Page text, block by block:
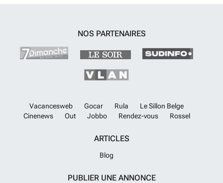
niet verplicht. Download nu de brochure en bekijk de jaarlijkse kosten
en eventuele opbrengsten van de woning.En savoir plus ?
NOS PARTENAIRES
Vacancesweb Gocar Rula
Le Sillon Belge
Cinenews
Out Jobbo Rendez-vous Rossel
ARTICLES
Blog
PUBLIER UNE ANNONCE